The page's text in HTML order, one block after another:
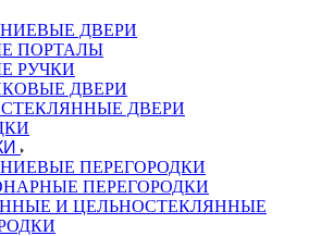
ДВЕРИ
ПОРТАЛЫ
РУЧКИ
ДВЕРИ
ДВЕРИ
ПЕРЕГОРОДКИ
ПЕРЕГОРОДКИ
И ЦЕЛЬНОСТЕКЛЯННЫЕ